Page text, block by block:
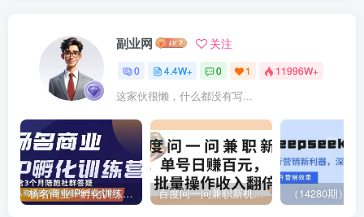
副业网 关注
0 4.4W+ 0 1 11996W+
这家伙很懒，什么都没有写...
杨名商业IP孵化训练营，从商业到内容到转化一站式学 价值5980元 百度问一问兼职新机遇，单号日赚百元，批量操作收入翻倍